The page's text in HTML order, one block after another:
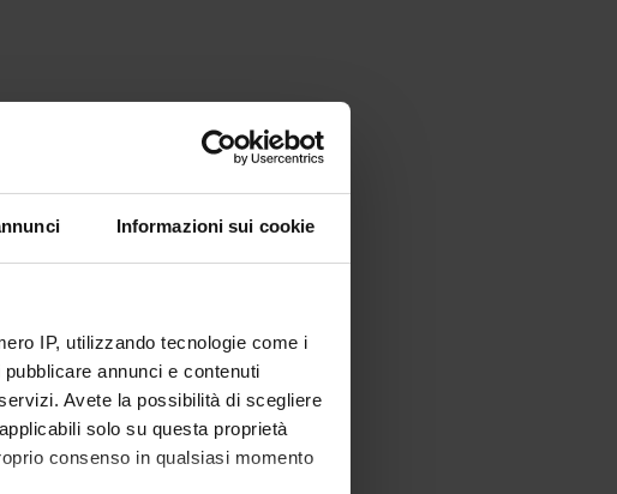
Informazioni sui cookie
IP, utilizzando tecnologie come i
annunci e contenuti
Avete la possibilità di scegliere
solo su questa proprietà
consenso in qualsiasi momento